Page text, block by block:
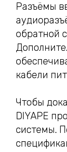
Разъёмы
обратной
кабели
Чтобы
DIYAPE
системы.